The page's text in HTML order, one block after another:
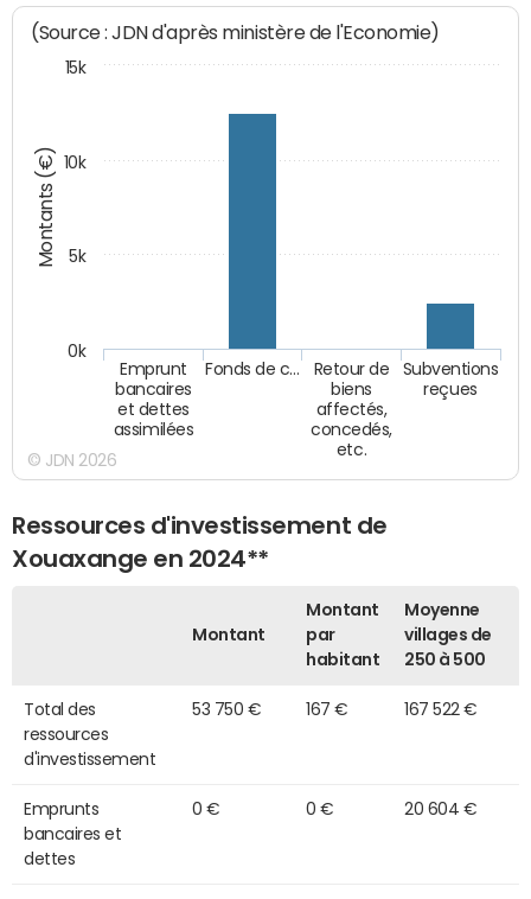
Montants (€)
(Source : JDN d'après ministère de l'Economie)
Emprunt
bancaires
et dettes
assimilées
Fonds de c…
Retour de
biens
affectés,
concedés,
etc.
Subventions
reçues
0k
5k
10k
15k
© JDN 2026
Ressources d'investissement de
Xouaxange en 2024**
Montant
Montant
par
habitant
Moyenne
villages de
250 à 500
Total des
ressources
d'investissement
53 750 € 167 € 167 522 €
Emprunts
bancaires et
dettes
0 € 0 € 20 604 €